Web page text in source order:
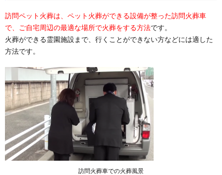
訪問ペット火葬は、ペット火葬ができる設備が整った訪問火葬車
で、ご自宅周辺の最適な場所で火葬をする方法です。
火葬ができる霊園施設まで、行くことができない方などには適した
方法です。
訪問火葬車での火葬風景